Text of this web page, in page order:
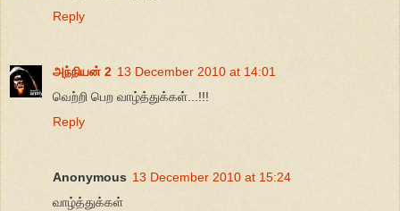
Reply
அந்நியன் 2 13 December 2010 at 14:01
வெற்றி பெற வாழ்த்துக்கள்...!!!
Reply
Anonymous 13 December 2010 at 15:24
வாழ்த்துக்கள்